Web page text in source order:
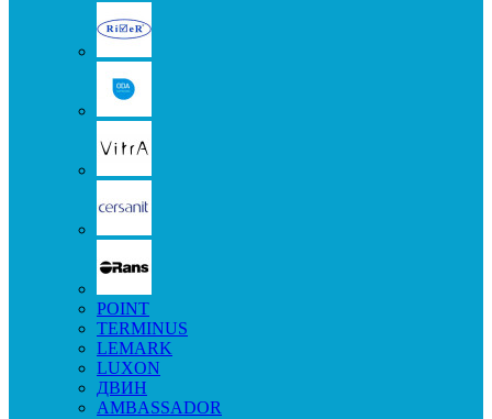
POINT
TERMINUS
LEMARK
LUXON
ДВИН
AMBASSADOR